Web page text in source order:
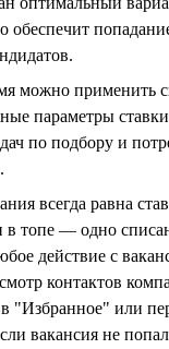
обеспечит
можно применить
параметры
по подбору и
всегда равна
в топе — одно
действие с
контактов
"Избранное" или
вакансия не